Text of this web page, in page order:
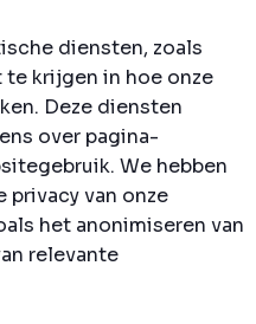
diensten, zoals
krijgen in hoe onze
Deze diensten
over pagina-
We hebben
privacy van onze
het anonimiseren van
relevante